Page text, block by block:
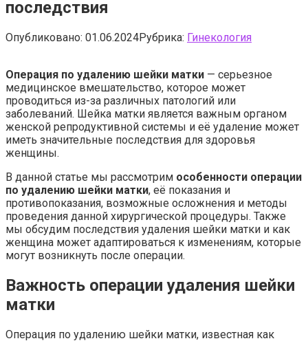
последствия
Опубликовано: 01.06.2024Рубрика: Гинекология
Операция по удалению шейки матки — серьезное
медицинское вмешательство, которое может
проводиться из-за различных патологий или
заболеваний. Шейка матки является важным органом
женской репродуктивной системы и её удаление может
иметь значительные последствия для здоровья
женщины.
В данной статье мы рассмотрим особенности операции
по удалению шейки матки, её показания и
противопоказания, возможные осложнения и методы
проведения данной хирургической процедуры. Также
мы обсудим последствия удаления шейки матки и как
женщина может адаптироваться к изменениям, которые
могут возникнуть после операции.
Важность операции удаления шейки
матки
Операция по удалению шейки матки, известная как